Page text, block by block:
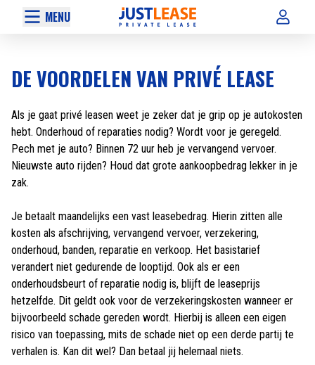
MENU
DE VOORDELEN VAN PRIVÉ LEASE
Als je gaat privé leasen weet je zeker dat je grip op je autokosten
hebt. Onderhoud of reparaties nodig? Wordt voor je geregeld.
Pech met je auto? Binnen 72 uur heb je vervangend vervoer.
Nieuwste auto rijden? Houd dat grote aankoopbedrag lekker in je
zak.
Je betaalt maandelijks een vast leasebedrag. Hierin zitten alle
kosten als afschrijving, vervangend vervoer, verzekering,
onderhoud, banden, reparatie en verkoop. Het basistarief
verandert niet gedurende de looptijd. Ook als er een
onderhoudsbeurt of reparatie nodig is, blijft de leaseprijs
hetzelfde. Dit geldt ook voor de verzekeringskosten wanneer er
bijvoorbeeld schade gereden wordt. Hierbij is alleen een eigen
risico van toepassing, mits de schade niet op een derde partij te
verhalen is. Kan dit wel? Dan betaal jij helemaal niets.